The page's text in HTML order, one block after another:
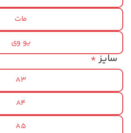
مات
یو وی
*سایز
A3
A4
A5